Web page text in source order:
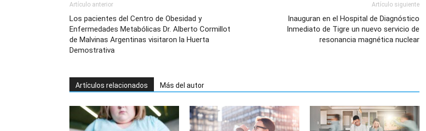
Artículo anterior
Los pacientes del Centro de Obesidad y
Enfermedades Metabólicas Dr. Alberto Cormillot
de Malvinas Argentinas visitaron la Huerta
Demostrativa
Artículo siguiente
Inauguran en el Hospital de Diagnóstico
Inmediato de Tigre un nuevo servicio de
resonancia magnética nuclear
Artículos relacionados Más del autor